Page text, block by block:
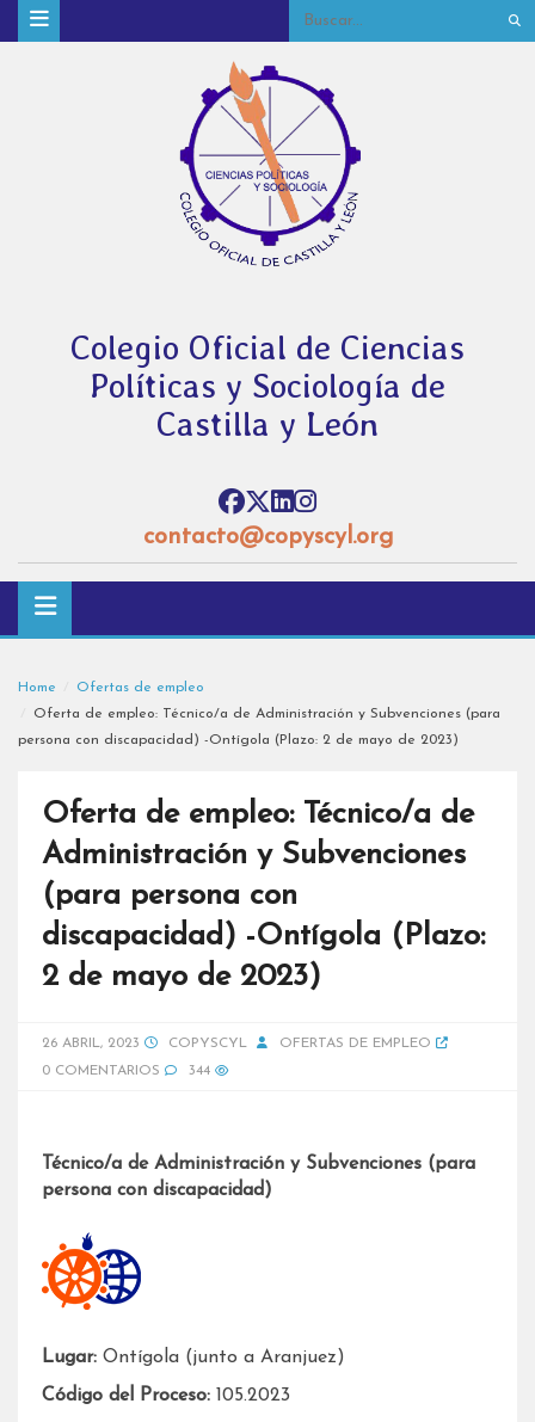
Colegio Oficial de Ciencias
Políticas y Sociología de
Castilla y León
contacto@copyscyl.org
Home
Ofertas de empleo
Oferta de empleo: Técnico/a de Administración y Subvenciones (para
persona con discapacidad) -Ontígola (Plazo: 2 de mayo de 2023)
Oferta de empleo: Técnico/a de
Administración y Subvenciones
(para persona con
discapacidad) -Ontígola (Plazo:
2 de mayo de 2023)
26 ABRIL, 2023 COPYSCYL
OFERTAS DE EMPLEO
0 COMENTARIOS
344
Técnico/a de Administración y Subvenciones (para
persona con discapacidad)
Lugar: Ontígola (junto a Aranjuez)
Código del Proceso: 105.2023